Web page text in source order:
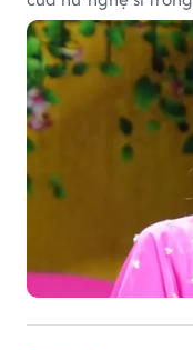
được nhiều quan